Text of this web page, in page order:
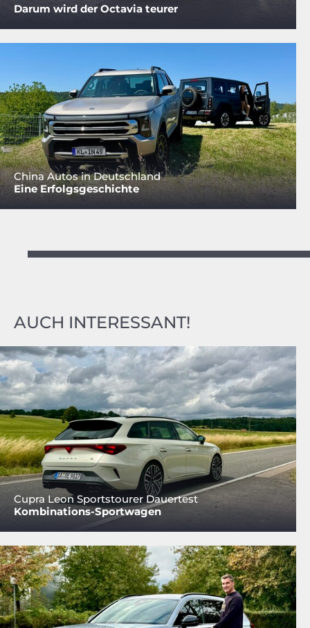
Darum wird der Octavia teurer
China Autos in Deutschland
Eine Erfolgsgeschichte
AUCH INTERESSANT!
Cupra Leon Sportstourer Dauertest
Kombinations-Sportwagen